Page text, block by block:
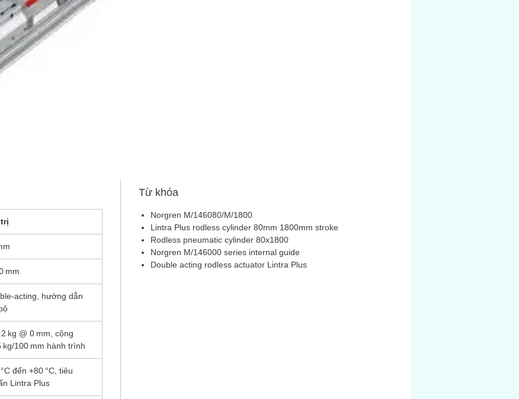
mm
hướng dẫn
kg @ 0 mm, cộng
kg/100 mm hành trình
đến +80 °C, tiêu
Lintra Plus
Từ khóa
Norgren M/146080/M/1800
Lintra Plus rodless cylinder 80mm 1800mm stroke
Rodless pneumatic cylinder 80x1800
Norgren M/146000 series internal guide
Double acting rodless actuator Lintra Plus